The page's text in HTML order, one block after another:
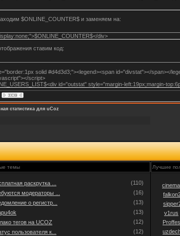
$ONLINE_COUNTER$ и заменяем на:
div>
ставим код:
solid #d4d3d3;"><legend><span id="divstat"></span></
script>
id="outstat" style="margin-left:19px;margin-
статистика для uCoz
темы Лучшие
раскрутка ...
(110)
модераторы ...
(16)
о регистр...
(13)
(13)
тегов на UCOZ
(12)
пользователя к...
(12)
v1rus